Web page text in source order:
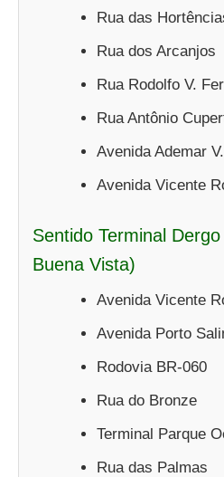
Rua das
Rua dos Arcanjos
Rua Rodolfo V.
Rua Antônio
Avenida Ademar
Avenida Vicente
Sentido Terminal
Buena Vista)
Avenida Vicente
Avenida Porto
Rodovia BR-060
Rua do Bronze
Terminal Parque
Rua das Palmas